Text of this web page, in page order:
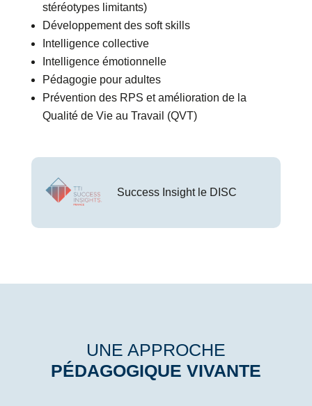
stéréotypes limitants)
Développement des soft skills
Intelligence collective
Intelligence émotionnelle
Pédagogie pour adultes
Prévention des RPS et amélioration de la
Qualité de Vie au Travail (QVT)
Success Insight le DISC
UNE APPROCHE
PÉDAGOGIQUE VIVANTE